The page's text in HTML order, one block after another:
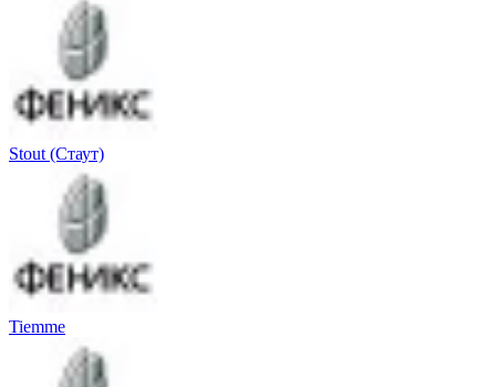
Stout (Стаут)
Tiemme